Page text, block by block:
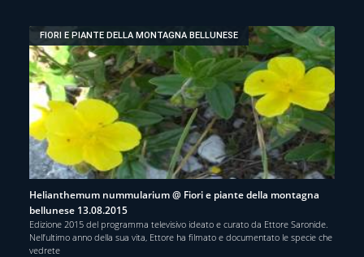
FIORI E PIANTE DELLA MONTAGNA BELLUNESE
Helianthemum nummularium @ Fiori e piante della montagna
bellunese 13.08.2015
Edizione 2015 del programma televisivo ideato e curato da Ettore Saronide.
Nell’ultimo anno della sua vita, Ettore ha filmato e documentato le specie che
vedrete